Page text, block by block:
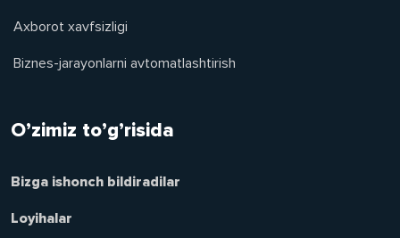
Axborot xavfsizligi
Biznes-jarayonlarni avtomatlashtirish
O’zimiz to’g’risida
Bizga ishonch bildiradilar
Loyihalar